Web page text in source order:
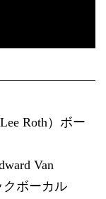
Roth）ボー
Van
クボーカル